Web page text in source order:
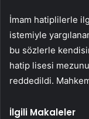
İmam hatiplilerle
istemiyle
bu sözlerle
hatip lisesi
reddedildi.
İlgili Makaleler